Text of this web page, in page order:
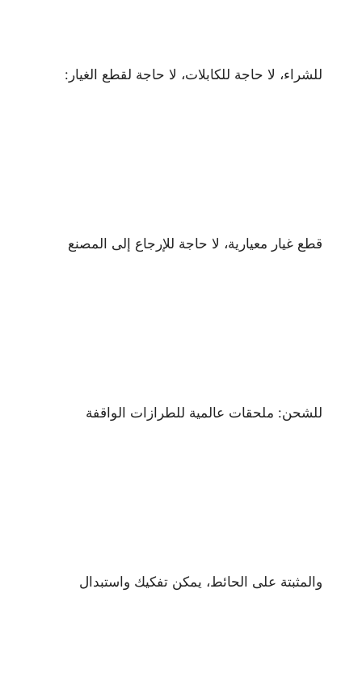
للشراء، لا حاجة للكابلات، لا حاجة لقطع الغيار:
قطع غيار معيارية، لا حاجة للإرجاع إلى المصنع
للشحن: ملحقات عالمية للطرازات الواقفة
والمثبتة على الحائط، يمكن تفكيك واستبدال